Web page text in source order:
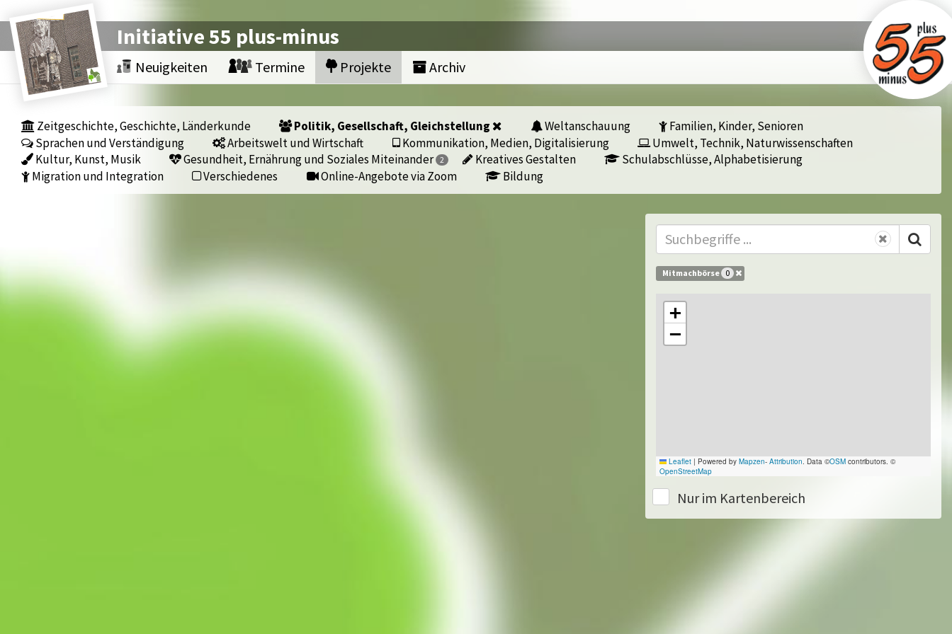
Initiative 55 plus-minus
Neuigkeiten Termine Projekte Archiv
Zeitgeschichte, Geschichte, Länderkunde Politik, Gesellschaft, Gleichstellung Weltanschauung
Familien, Kinder, Senioren
Sprachen und Verständigung
Arbeitswelt und Wirtschaft Kommunikation, Medien, Digitalisierung
Umwelt, Technik, Naturwissenschaften
Kultur, Kunst, Musik
Gesundheit, Ernährung und Soziales Miteinander 2 Kreatives Gestalten
Schulabschlüsse, Alphabetisierung
Migration und Integration
Verschiedenes Online-Angebote via Zoom Bildung
Mitmachbörse 0
+
−
Leaflet | Powered by Mapzen- Attribution . Data ©OSM contributors. ©
OpenStreetMap
Nur im Kartenbereich